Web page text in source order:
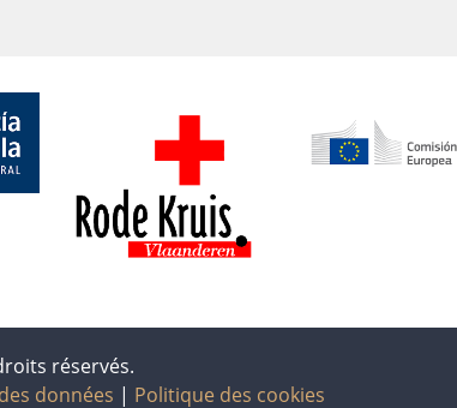
réservés.
données | Politique des cookies